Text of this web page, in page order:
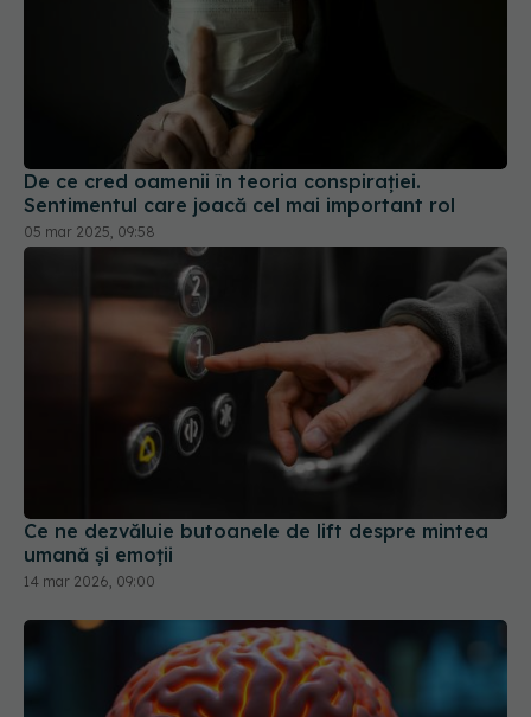
De ce cred oamenii în teoria conspirației.
Sentimentul care joacă cel mai important rol
05 mar 2025, 09:58
Ce ne dezvăluie butoanele de lift despre mintea
umană și emoții